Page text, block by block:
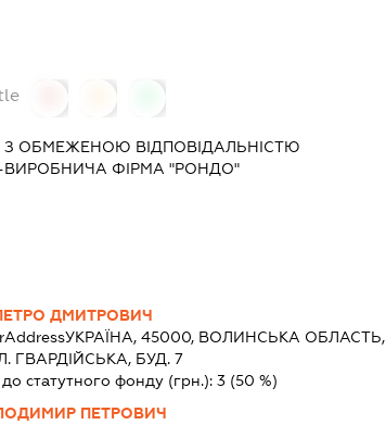
ОБМЕЖЕНОЮ ВІДПОВІДАЛЬНІСТЮ
ВИРОБНИЧА ФІРМА "РОНДО"
ДМИТРОВИЧ
УКРАЇНА, 45000, ВОЛИНСЬКА ОБЛАСТЬ,
ГВАРДІЙСЬКА, БУД. 7
статутного фонду (грн.): 3(50 %)
ПЕТРОВИЧ